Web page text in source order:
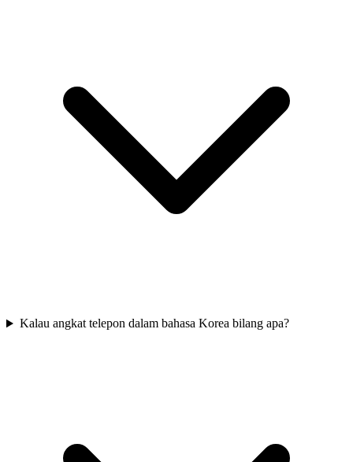
Kalau angkat telepon dalam bahasa Korea bilang apa?